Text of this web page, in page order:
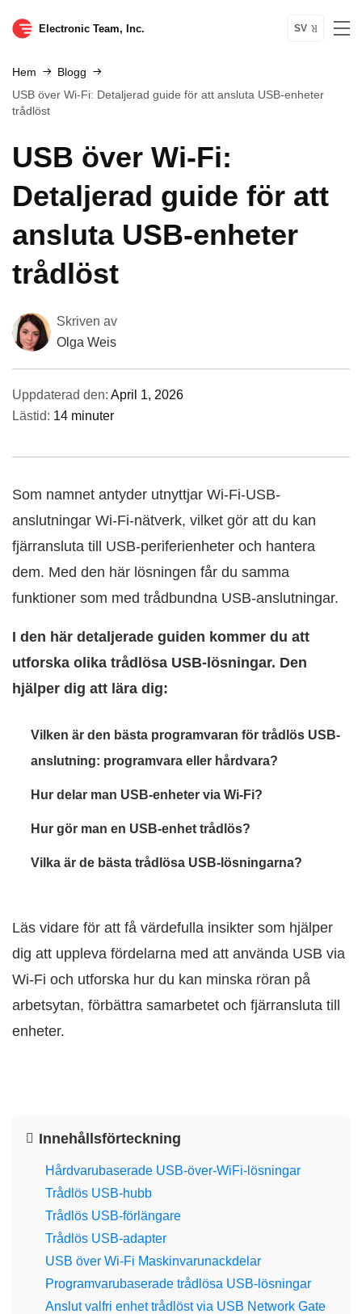
Electronic Team, Inc. SV
Hem
Blogg
USB över Wi‑Fi: Detaljerad guide för att ansluta USB-enheter
trådlöst
USB över Wi‑Fi:
Detaljerad guide för att
ansluta USB-enheter
trådlöst
Skriven av
Olga Weis
Uppdaterad den: April 1, 2026
Lästid: 14 minuter
Som namnet antyder utnyttjar Wi‑Fi‑USB-
anslutningar Wi‑Fi-nätverk, vilket gör att du kan
fjärransluta till USB-periferienheter och hantera
dem. Med den här lösningen får du samma
funktioner som med trådbundna USB-anslutningar.
I den här detaljerade guiden kommer du att
utforska olika trådlösa USB-lösningar. Den
hjälper dig att lära dig:
Vilken är den bästa programvaran för trådlös USB-
anslutning: programvara eller hårdvara?
Hur delar man USB-enheter via Wi‑Fi?
Hur gör man en USB-enhet trådlös?
Vilka är de bästa trådlösa USB-lösningarna?
Läs vidare för att få värdefulla insikter som hjälper
dig att uppleva fördelarna med att använda USB via
Wi‑Fi och utforska hur du kan minska röran på
arbetsytan, förbättra samarbetet och fjärransluta till
enheter.
Innehållsförteckning
Hårdvarubaserade USB-över-WiFi-lösningar
Trådlös USB-hubb
Trådlös USB-förlängare
Trådlös USB-adapter
USB över Wi‑Fi Maskinvarunackdelar
Programvarubaserade trådlösa USB-lösningar
Anslut valfri enhet trådlöst via USB Network Gate